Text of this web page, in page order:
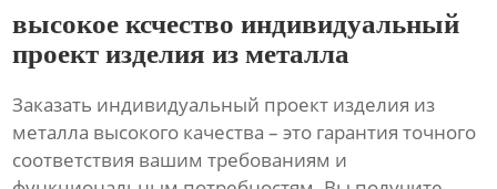
высокое ксчество индивидуальный
проект изделия из металла
Заказать индивидуальный проект изделия из
металла высокого качества – это гарантия точного
соответствия вашим требованиям и